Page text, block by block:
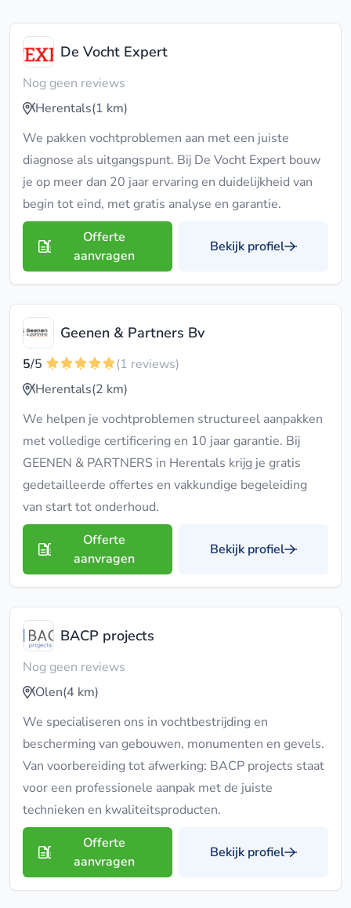
De Vocht Expert
Nog geen reviews
Herentals(1 km)
We pakken vochtproblemen aan met een juiste
diagnose als uitgangspunt. Bij De Vocht Expert bouw
je op meer dan 20 jaar ervaring en duidelijkheid van
begin tot eind, met gratis analyse en garantie.
Offerte
aanvragen
Bekijk profiel
Geenen & Partners Bv
5/5
(1 reviews)
Herentals(2 km)
We helpen je vochtproblemen structureel aanpakken
met volledige certificering en 10 jaar garantie. Bij
GEENEN & PARTNERS in Herentals krijg je gratis
gedetailleerde offertes en vakkundige begeleiding
van start tot onderhoud.
Offerte
aanvragen
Bekijk profiel
BACP projects
Nog geen reviews
Olen(4 km)
We specialiseren ons in vochtbestrijding en
bescherming van gebouwen, monumenten en gevels.
Van voorbereiding tot afwerking: BACP projects staat
voor een professionele aanpak met de juiste
technieken en kwaliteitsproducten.
Offerte
aanvragen
Bekijk profiel